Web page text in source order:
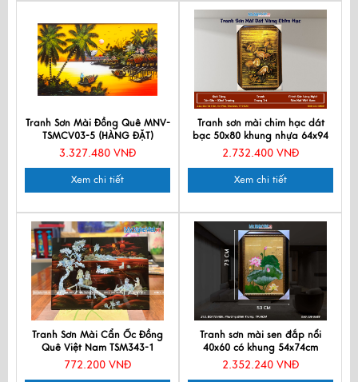
Tranh Sơn Mài Đồng Quê MNV-
TSMCV03-5 (HÀNG ĐẶT)
3.327.480 VNĐ
Xem chi tiết
Tranh sơn mài chim hạc dát
bạc 50x80 khung nhựa 64x94
TSM693-3.2
2.732.400 VNĐ
Xem chi tiết
Tranh Sơn Mài Cẩn Ốc Đồng
Quê Việt Nam TSM343-1
772.200 VNĐ
Tranh sơn mài sen đắp nổi
40x60 có khung 54x74cm
TSM571-1.9
2.352.240 VNĐ